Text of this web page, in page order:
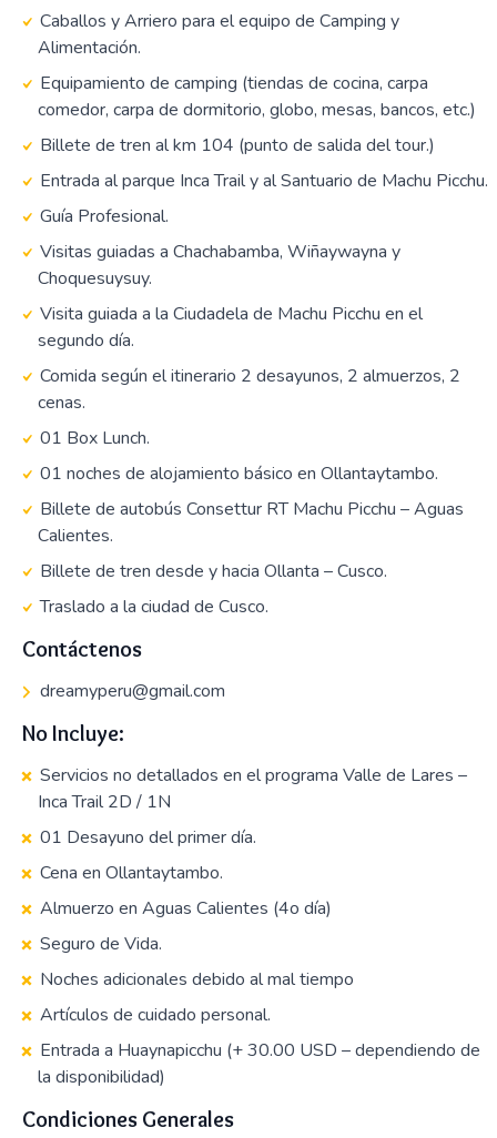
Caballos y Arriero para el equipo de Camping y
Alimentación.
Equipamiento de camping (tiendas de cocina, carpa
comedor, carpa de dormitorio, globo, mesas, bancos, etc.)
Billete de tren al km 104 (punto de salida del tour.)
Entrada al parque Inca Trail y al Santuario de Machu Picchu.
Guía Profesional.
Visitas guiadas a Chachabamba, Wiñaywayna y
Choquesuysuy.
Visita guiada a la Ciudadela de Machu Picchu en el
segundo día.
Comida según el itinerario 2 desayunos, 2 almuerzos, 2
cenas.
01 Box Lunch.
01 noches de alojamiento básico en Ollantaytambo.
Billete de autobús Consettur RT Machu Picchu – Aguas
Calientes.
Billete de tren desde y hacia Ollanta – Cusco.
Traslado a la ciudad de Cusco.
Contáctenos
dreamyperu@gmail.com
No Incluye:
Servicios no detallados en el programa Valle de Lares –
Inca Trail 2D / 1N
01 Desayuno del primer día.
Cena en Ollantaytambo.
Almuerzo en Aguas Calientes (4o día)
Seguro de Vida.
Noches adicionales debido al mal tiempo
Artículos de cuidado personal.
Entrada a Huaynapicchu (+ 30.00 USD – dependiendo de
la disponibilidad)
Condiciones Generales